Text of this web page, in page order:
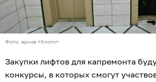
Фото: архив «Клопс»
Закупки лифтов для капремонта
конкурсы, в которых смогут